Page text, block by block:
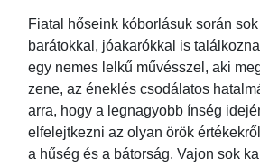
Fiatal hőseink kóborlásuk során
barátokkal, jóakarókkal is
egy nemes lelkű művésszel, aki
zene, az éneklés csodálatos
arra, hogy a legnagyobb ínség
elfelejtkezni az olyan örök
a hűség és a bátorság. Vajon sok